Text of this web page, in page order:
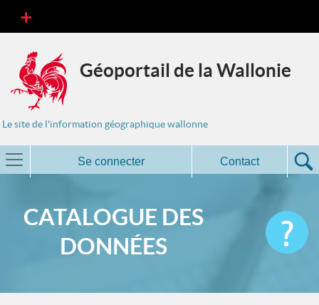
Géoportail de la Wallonie
Le site de l'information géographique wallonne
Se connecter Contact
CATALOGUE DES
DONNÉES